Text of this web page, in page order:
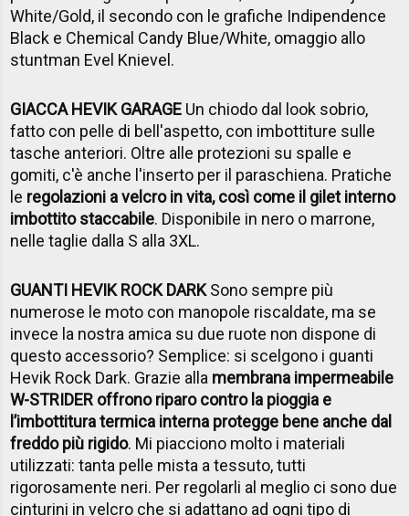
White/Gold, il secondo con le grafiche Indipendence
Black e Chemical Candy Blue/White, omaggio allo
stuntman Evel Knievel.
GIACCA HEVIK GARAGE Un chiodo dal look sobrio,
fatto con pelle di bell'aspetto, con imbottiture sulle
tasche anteriori. Oltre alle protezioni su spalle e
gomiti, c'è anche l'inserto per il paraschiena. Pratiche
le regolazioni a velcro in vita, così come il gilet interno
imbottito staccabile. Disponibile in nero o marrone,
nelle taglie dalla S alla 3XL.
GUANTI HEVIK ROCK DARKSono sempre più
numerose le moto con manopole riscaldate, ma se
invece la nostra amica su due ruote non dispone di
questo accessorio? Semplice: si scelgono i guanti
Hevik Rock Dark. Grazie alla membrana impermeabile
W-STRIDER offrono riparo contro la pioggia e
l’imbottitura termica interna protegge bene anche dal
freddo più rigido. Mi piacciono molto i materiali
utilizzati: tanta pelle mista a tessuto, tutti
rigorosamente neri. Per regolarli al meglio ci sono due
cinturini in velcro che si adattano ad ogni tipo di